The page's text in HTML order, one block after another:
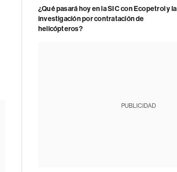
¿Qué pasará hoy en la SIC con Ecopetrol y la
investigación por contratación de
helicópteros?
PUBLICIDAD